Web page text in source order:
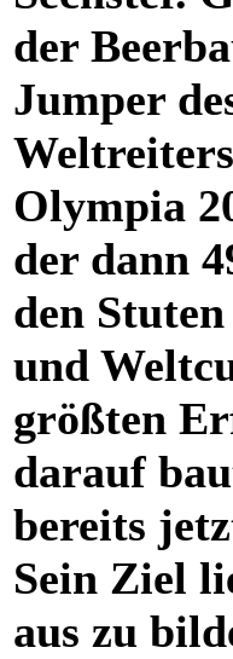
der
Jumper
Olympia
der dann
den
und
größten
darauf
bereits
Sein Ziel
aus zu